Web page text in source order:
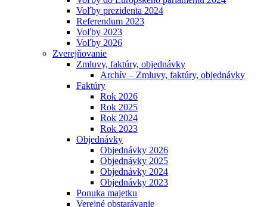
Voľby prezidenta 2024
Referendum 2023
Voľby 2023
Voľby 2026
Zverejňovanie
Zmluvy, faktúry, objednávky
Archív – Zmluvy, faktúry, objednávky
Faktúry
Rok 2026
Rok 2025
Rok 2024
Rok 2023
Objednávky
Objednávky 2026
Objednávky 2025
Objednávky 2024
Objednávky 2023
Ponuka majetku
Verejné obstarávanie